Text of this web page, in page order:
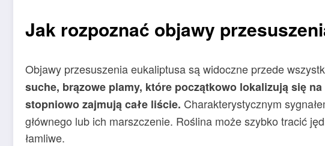
Jak rozpoznać objawy
Objawy przesuszenia eukaliptusa są widoczne przede
suche, brązowe plamy, które początkowo lokalizują się
stopniowo zajmują całe liście. Charakterystycznym
głównego lub ich marszczenie. Roślina może szybko tracić
łamliwe.